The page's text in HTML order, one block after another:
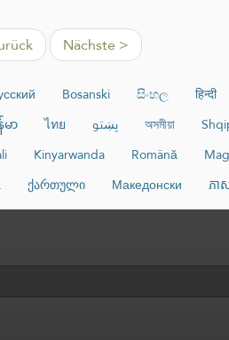
Nächste >
Bosanski සිංහල हिन्दी
မာ ไทย پښتو অসমীয়া
Kinyarwanda Română
ქართული Македонски ភាស